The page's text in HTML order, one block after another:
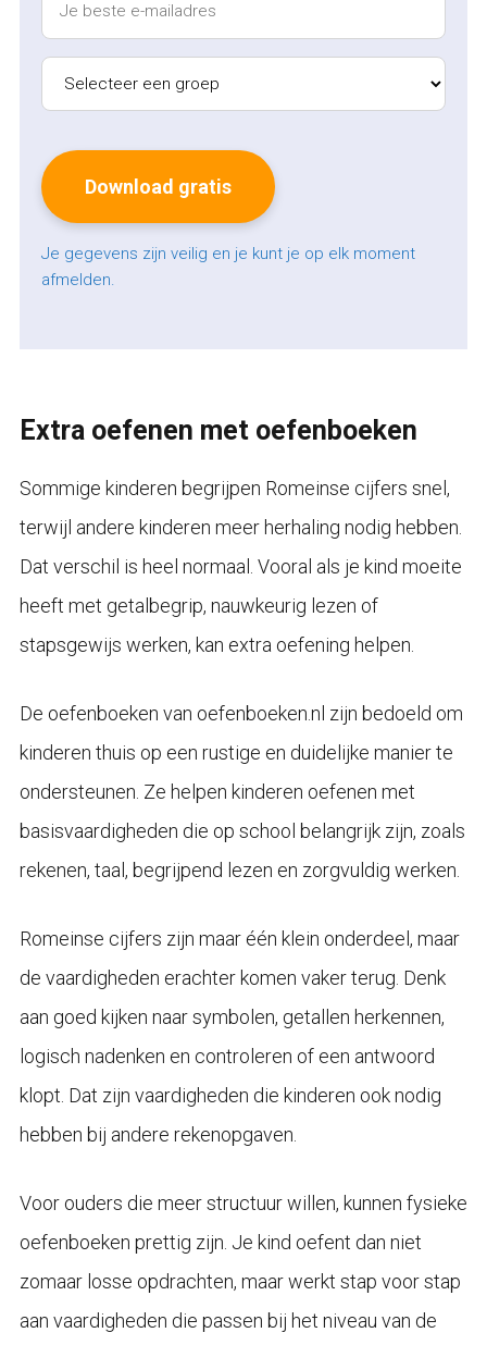
Je gegevens zijn veilig en je kunt je op elk moment
afmelden.
Extra oefenen met oefenboeken
Sommige kinderen begrijpen Romeinse cijfers snel,
terwijl andere kinderen meer herhaling nodig hebben.
Dat verschil is heel normaal. Vooral als je kind moeite
heeft met getalbegrip, nauwkeurig lezen of
stapsgewijs werken, kan extra oefening helpen.
De oefenboeken van oefenboeken.nl zijn bedoeld om
kinderen thuis op een rustige en duidelijke manier te
ondersteunen. Ze helpen kinderen oefenen met
basisvaardigheden die op school belangrijk zijn, zoals
rekenen, taal, begrijpend lezen en zorgvuldig werken.
Romeinse cijfers zijn maar één klein onderdeel, maar
de vaardigheden erachter komen vaker terug. Denk
aan goed kijken naar symbolen, getallen herkennen,
logisch nadenken en controleren of een antwoord
klopt. Dat zijn vaardigheden die kinderen ook nodig
hebben bij andere rekenopgaven.
Voor ouders die meer structuur willen, kunnen fysieke
oefenboeken prettig zijn. Je kind oefent dan niet
zomaar losse opdrachten, maar werkt stap voor stap
aan vaardigheden die passen bij het niveau van de